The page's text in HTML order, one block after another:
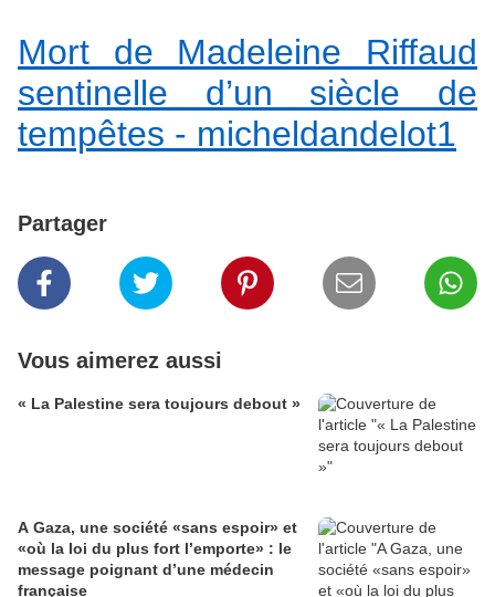
Mort de Madeleine Riffaud
sentinelle d’un siècle de
tempêtes - micheldandelot1
Partager
Vous aimerez aussi
« La Palestine sera toujours debout »
A Gaza, une société «sans espoir» et
«où la loi du plus fort l’emporte» : le
message poignant d’une médecin
française